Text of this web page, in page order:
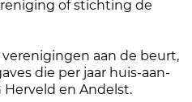
of stichting de
aan de beurt,
die per jaar huis-aan-
en Andelst.